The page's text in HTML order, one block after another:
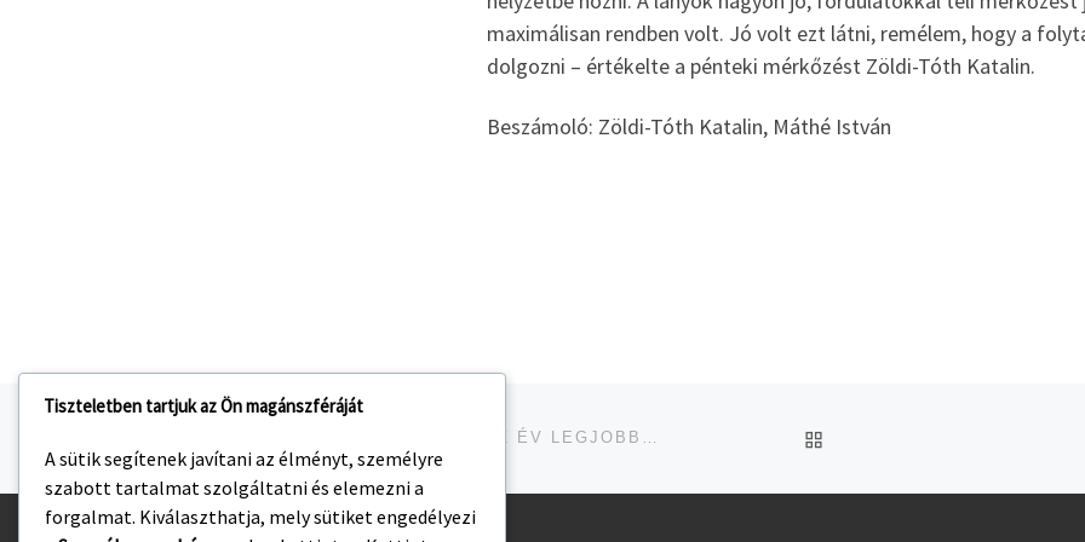
maximálisan rendben volt. Jó volt ezt látni, remélem, hogy a
dolgozni – értékelte a pénteki mérkőzést Zöldi-Tóth Katalin.
Beszámoló: Zöldi-Tóth Katalin, Máthé István
Navigálás a bejegyzések között
jelen bejegyzés
SZAVAZÁSRA FEL, A CZ-GYULASPORT LEHET AZ ÉV LEGJOBB NŐI CSAPATA
Tiszteletben tartjuk az Ön magánszféráját
A sütik segítenek javítani az élményt, személyre
szabott tartalmat szolgáltatni és elemezni a
forgalmat. Kiválaszthatja, mely sütiket engedélyezi